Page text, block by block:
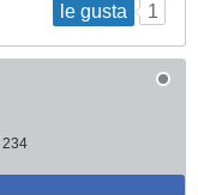
le gusta 1
234